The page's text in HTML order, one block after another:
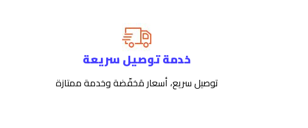
خدمة توصيل سريعة
توصيل سريع، أسعار مَخفّضة وخدمة ممتازة